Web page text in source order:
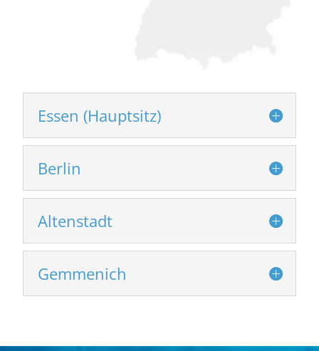
Essen (Hauptsitz)
Berlin
Altenstadt
Gemmenich